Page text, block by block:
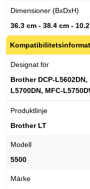
Dimensioner (BxDxH)
36.3 cm - 38.4 cm -
Designat för
Brother DCP-L5602DN,
L5700DN, MFC-
Produktlinje
Brother LT
Modell
5500
Märke